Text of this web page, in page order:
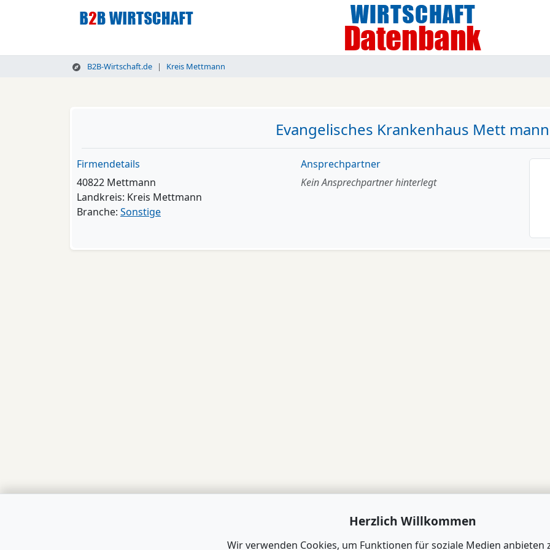
B2B-Wirtschaft.de Kreis Mettmann
Evangelisches Krankenhaus Mett mann
Firmendetails
40822 Mettmann
Landkreis: Kreis Mettmann
Branche: Sonstige
Ansprechpartner
Kein Ansprechpartner hinterlegt
Herzlich Willkommen
Wir verwenden Cookies, um Funktionen für soziale Medien anbieten